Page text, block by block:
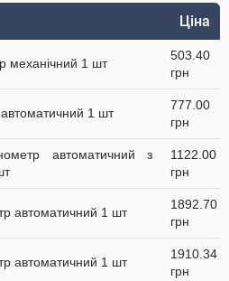
Ціна
механічний 1 шт
503.40
грн
1 шт
777.00
грн
автоматичний з
1122.00
грн
автоматичний 1 шт
1892.70
грн
автоматичний 1 шт
1910.34
грн